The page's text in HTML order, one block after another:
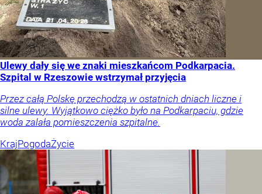
Ulewy dały się we znaki mieszkańcom Podkarpacia.
Szpital w Rzeszowie wstrzymał przyjęcia
Przez całą Polskę przechodzą w ostatnich dniach liczne i
silne ulewy. Wyjątkowo ciężko było na Podkarpaciu, gdzie
woda zalała pomieszczenia szpitalne.
KrajPogodaŻycie